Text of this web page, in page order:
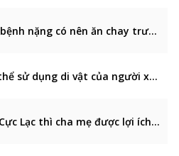
Người đang mắc bệnh nặng có nên ăn chay trường?
Người tại gia có thể sử dụng di vật của người xuất gia không?
Người vãng sinh Cực Lạc thì cha mẹ được lợi ích như thế nào?